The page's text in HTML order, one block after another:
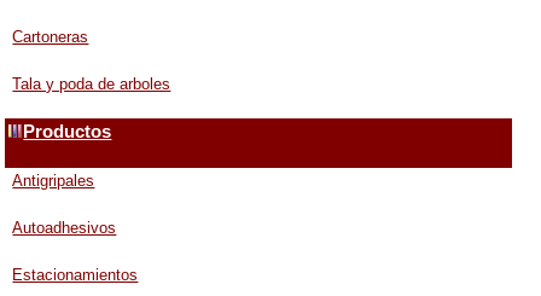
Cartoneras
Tala y poda de arboles
Productos
Antigripales
Autoadhesivos
Estacionamientos